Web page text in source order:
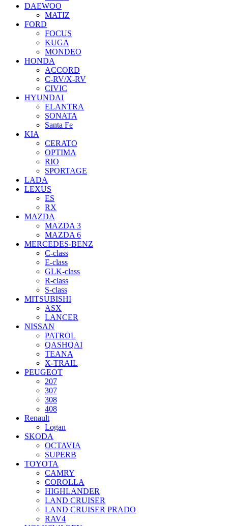
DAEWOO
MATIZ
FORD
FOCUS
KUGA
MONDEO
HONDA
ACCORD
C-RV/X-RV
CIVIC
HYUNDAI
ELANTRA
SONATA
Santa Fe
KIA
CERATO
OPTIMA
RIO
SPORTAGE
LADA
LEXUS
ES
RX
MAZDA
MAZDA 3
MAZDA 6
MERCEDES-BENZ
C-class
E-class
GLK-class
R-class
S-class
MITSUBISHI
ASX
LANCER
NISSAN
PATROL
QASHQAI
TEANA
X-TRAIL
PEUGEOT
207
307
308
408
Renault
Logan
SKODA
OCTAVIA
SUPERB
TOYOTA
CAMRY
COROLLA
HIGHLANDER
LAND CRUISER
LAND CRUISER PRADO
RAV4